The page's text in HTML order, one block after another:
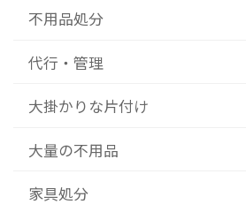
不用品処分
代行・管理
大掛かりな片付け
大量の不用品
家具処分